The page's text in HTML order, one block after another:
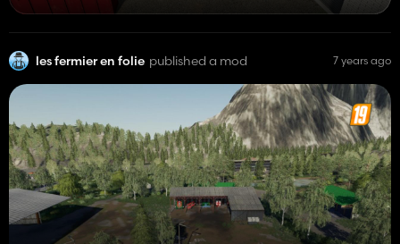
les fermier en folie published a mod 7 years ago